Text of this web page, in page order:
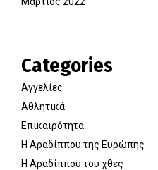
Categories
Αγγελίες
Αθλητικά
Επικαιρότητα
Η Αραδίππου της Ευρώπης
Η Αραδίππου του χθες